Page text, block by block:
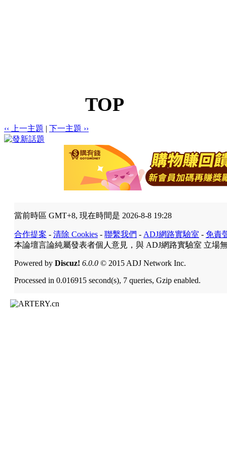
TOP
‹‹ 上一主題 | 下一主題 ››
當前時區 GMT+8, 現在時間是 2026-8-8 19:28
合作提案 - 清除 Cookies - 聯繫我們 - ADJ網路實驗室 - 免責
本論壇言論純屬發表者個人意見，與 ADJ網路實驗室 立場
Powered by Discuz! 6.0.0 © 2015 ADJ Network Inc.
Processed in 0.016915 second(s), 7 queries, Gzip enabled.